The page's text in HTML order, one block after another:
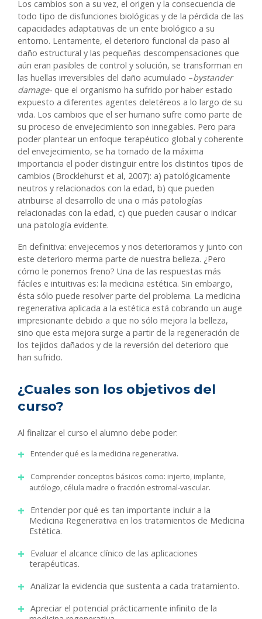
Los cambios son a su vez, el origen y la consecuencia de
todo tipo de disfunciones biológicas y de la pérdida de las
capacidades adaptativas de un ente biológico a su
entorno. Lentamente, el deterioro funcional da paso al
daño estructural y las pequeñas descompensaciones que
aún eran pasibles de control y solución, se transforman en
las huellas irreversibles del daño acumulado –bystander
damage- que el organismo ha sufrido por haber estado
expuesto a diferentes agentes deletéreos a lo largo de su
vida. Los cambios que el ser humano sufre como parte de
su proceso de envejecimiento son innegables. Pero para
poder plantear un enfoque terapéutico global y coherente
del envejecimiento, se ha tornado de la máxima
importancia el poder distinguir entre los distintos tipos de
cambios (Brocklehurst et al, 2007): a) patológicamente
neutros y relacionados con la edad, b) que pueden
atribuirse al desarrollo de una o más patologías
relacionadas con la edad, c) que pueden causar o indicar
una patología evidente.
En definitiva: envejecemos y nos deterioramos y junto con
este deterioro merma parte de nuestra belleza. ¿Pero
cómo le ponemos freno? Una de las respuestas más
fáciles e intuitivas es: la medicina estética. Sin embargo,
ésta sólo puede resolver parte del problema. La medicina
regenerativa aplicada a la estética está cobrando un auge
impresionante debido a que no sólo mejora la belleza,
sino que esta mejora surge a partir de la regeneración de
los tejidos dañados y de la reversión del deterioro que
han sufrido.
¿Cuales son los objetivos del
curso?
Al finalizar el curso el alumno debe poder:
Entender qué es la medicina regenerativa.
Comprender conceptos básicos como: injerto, implante,
autólogo, célula madre o fracción estromal-vascular.
Entender por qué es tan importante incluir a la
Medicina Regenerativa en los tratamientos de Medicina
Estética.
Evaluar el alcance clínico de las aplicaciones
terapéuticas.
Analizar la evidencia que sustenta a cada tratamiento.
Apreciar el potencial prácticamente infinito de la